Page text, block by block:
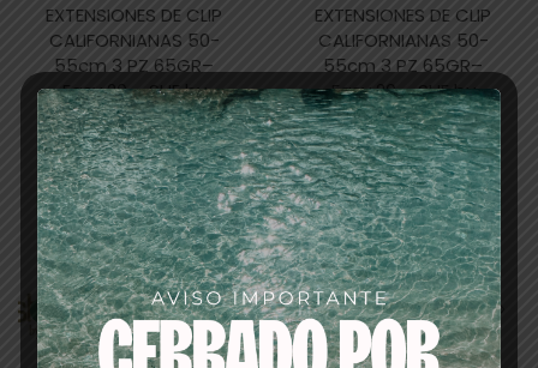
EXTENSIONES DE CLIP
CALIFORNIANAS 50-
55cm 3 PZ 65GR–
Easy 20 – SHE by
SOCAP N14
125,00€98,00€
Añadir al
carrito
EXTENSIONES DE CLIP
CALIFORNIANAS 50-
55cm 3 PZ 65GR–
Easy 20 – SHE by
SOCAP N130
125,00€98,00€
Añadir al
carrito
-22% -22%